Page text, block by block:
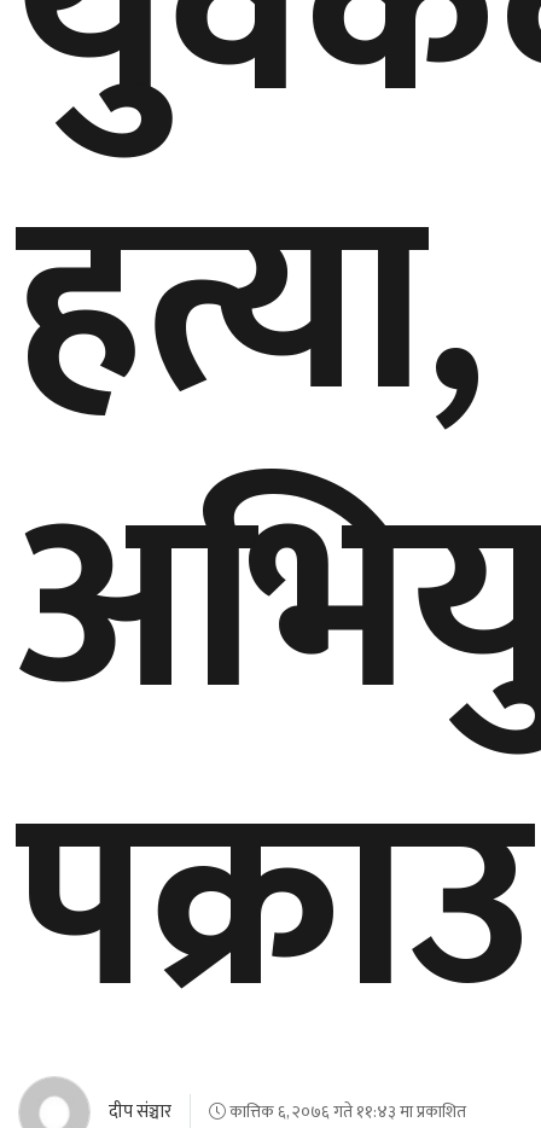
ग्लोबल
यूरोप
बेलायत
अन्य
हत्या,
पक्राउ
दीप संञ्चार कात्तिक ६, २०७६ गते ११:४३ मा प्रकाशित